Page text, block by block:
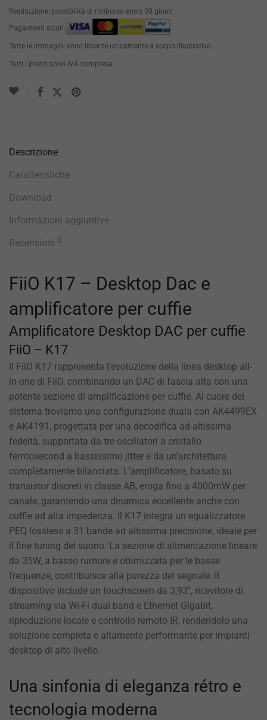
Restituzione: possibilità di rimborso entro 30 giorni
Pagamenti sicuri:
Tutte le immagini sono inserite unicamente a scopo illustrativo
Tutti i prezzi sono IVA compresa
Descrizione
Caratteristiche
Download
Informazioni aggiuntive
Recensioni 0
FiiO K17 – Desktop Dac e
amplificatore per cuffie
Amplificatore Desktop DAC per cuffie
FiiO – K17
Il FiiO K17 rappresenta l’evoluzione della linea desktop all-
in-one di FiiO, combinando un DAC di fascia alta con una
potente sezione di amplificazione per cuffie. Al cuore del
sistema troviamo una configurazione duala con AK4499EX
e AK4191, progettata per una decodifica ad altissima
fedeltà, supportata da tre oscillatori a cristallo
femtosecond a bassissimo jitter e da un’architettura
completamente bilanciata. L’amplificatore, basato su
transistor discreti in classe AB, eroga fino a 4000mW per
canale, garantendo una dinamica eccellente anche con
cuffie ad alta impedenza. Il K17 integra un equalizzatore
PEQ lossless a 31 bande ad altissima precisione, ideale per
il fine tuning del suono. La sezione di alimentazione lineare
da 35W, a basso rumore e ottimizzata per le basse
frequenze, contribuisce alla purezza del segnale. Il
dispositivo include un touchscreen da 3,93″, ricevitore di
streaming via Wi-Fi dual band e Ethernet Gigabit,
riproduzione locale e controllo remoto IR, rendendolo una
soluzione completa e altamente performante per impianti
desktop di alto livello.
Una sinfonia di eleganza rétro e
tecnologia moderna